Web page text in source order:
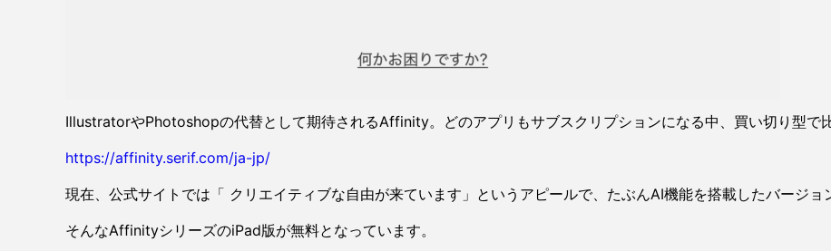
IllustratorやPhotoshopの代替として期待されるAffinity。どのアプリもサブスクリプションになる中、買い切り型で比
https://affinity.serif.com/ja-jp/
現在、公式サイトでは「 クリエイティブな自由が来ています」というアピールで、たぶんAI機能を搭載したバージョ
そんなAffinityシリーズのiPad版が無料となっています。